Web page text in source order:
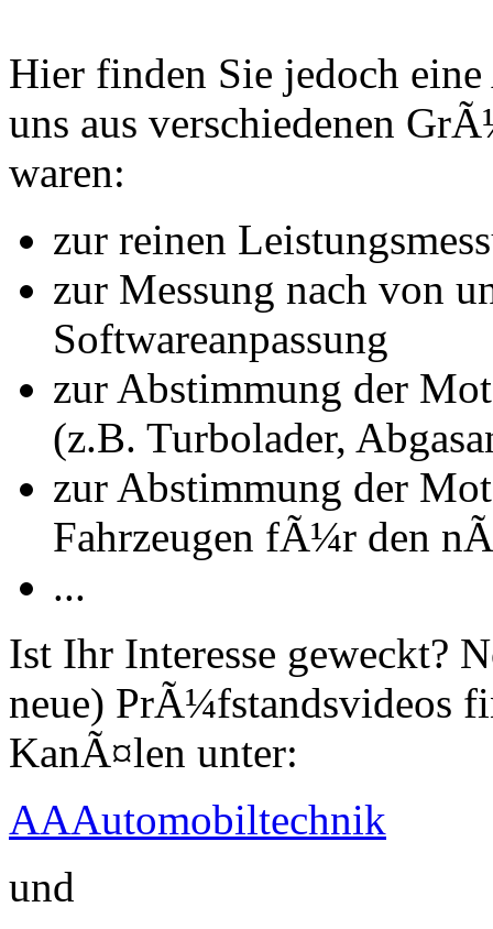
Hier finden Sie jedoch
uns aus verschiedenen
waren:
zur reinen
zur Messung nach von
Softwareanpassung
zur Abstimmung der
(z.B. Turbolader,
zur Abstimmung der
Fahrzeugen fÃ¼r den
...
Ist Ihr Interesse geweckt?
neue) PrÃ¼fstandsvideos
KanÃ¤len unter:
AAAutomobiltechnik
und